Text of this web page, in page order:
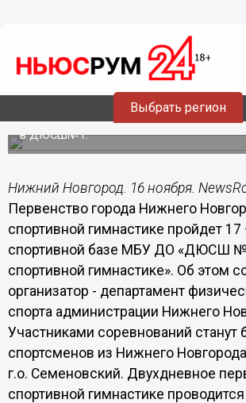
Выбрать регион
130 юных спортсменов
в первенстве города по
гимнастике
Первенство Нижнего Новгорода
в ДЮСШ№1.
Нижний Новгород. 16 ноября.
Первенство города Нижнего
спортивной гимнастике пройдет
спортивной базе МБУ ДО «ДЮСШ
спортивной гимнастике». Об этом
организатор - департамент
спорта администрации Нижнего
Участниками соревнований
спортсменов из Нижнего
г.о. Семеновский. Двухдневное
спортивной гимнастике